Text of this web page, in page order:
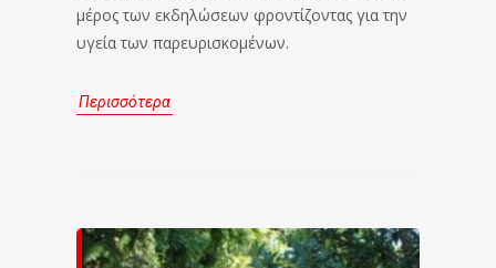
μέρος των εκδηλώσεων φροντίζοντας για την
υγεία των παρευρισκομένων.
Περισσότερα